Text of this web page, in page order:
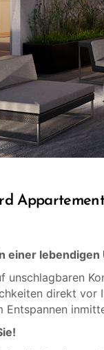
einer lebendigen
unschlagbaren
direkt vor
Entspannen